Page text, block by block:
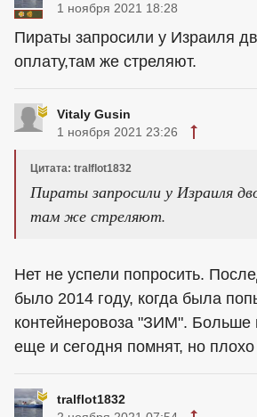
1 ноября 2021 18:28
Пираты запросили у Израиля
оплату,там же стреляют.
Vitaly Gusin
1 ноября 2021 23:26
Цитата: tralflot1832
Пираты запросили у Израиля
там же стреляют.
Нет не успели попросить.
было 2014 году, когда была
контейнеровоза "ЗИМ". Больше
еще и сегодня помнят, но
tralflot1832